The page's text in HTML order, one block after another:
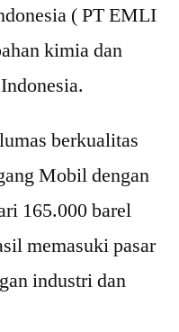
( PT EMLI
kimia dan
berkualitas
Mobil dengan
165.000 barel
memasuki pasar
industri dan